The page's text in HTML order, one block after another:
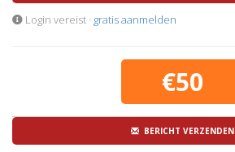
Login vereist · gratis aanmelden
€50
BERICHT VERZENDEN